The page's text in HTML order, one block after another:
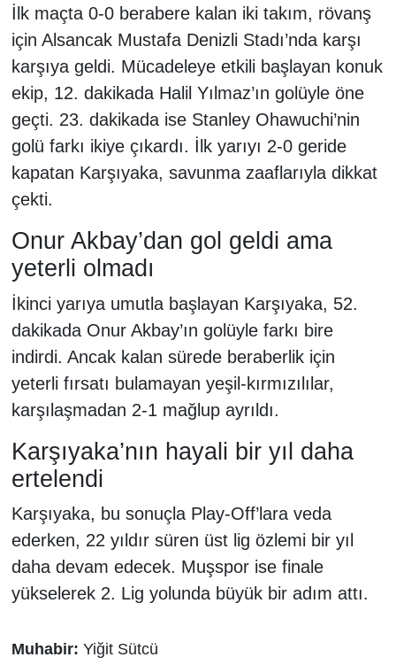
İlk maçta 0-0 berabere kalan iki takım, rövanş
için Alsancak Mustafa Denizli Stadı’nda karşı
karşıya geldi. Mücadeleye etkili başlayan konuk
ekip, 12. dakikada Halil Yılmaz’ın golüyle öne
geçti. 23. dakikada ise Stanley Ohawuchi’nin
golü farkı ikiye çıkardı. İlk yarıyı 2-0 geride
kapatan Karşıyaka, savunma zaaflarıyla dikkat
çekti.
Onur Akbay’dan gol geldi ama
yeterli olmadı
İkinci yarıya umutla başlayan Karşıyaka, 52.
dakikada Onur Akbay’ın golüyle farkı bire
indirdi. Ancak kalan sürede beraberlik için
yeterli fırsatı bulamayan yeşil-kırmızılılar,
karşılaşmadan 2-1 mağlup ayrıldı.
Karşıyaka’nın hayali bir yıl daha
ertelendi
Karşıyaka, bu sonuçla Play-Off’lara veda
ederken, 22 yıldır süren üst lig özlemi bir yıl
daha devam edecek. Muşspor ise finale
yükselerek 2. Lig yolunda büyük bir adım attı.
Muhabir: Yiğit Sütcü